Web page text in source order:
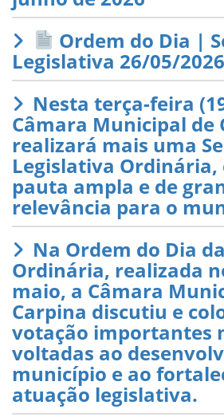
Ordem do Dia |
Legislativa 26/05/2026
Nesta terça-feira
Câmara Municipal de
realizará mais uma
Legislativa Ordinária,
pauta ampla e de
relevância para o
Na Ordem do Dia
Ordinária, realizada
maio, a Câmara
Carpina discutiu e
votação importantes
voltadas ao
município e ao
atuação legislativa.